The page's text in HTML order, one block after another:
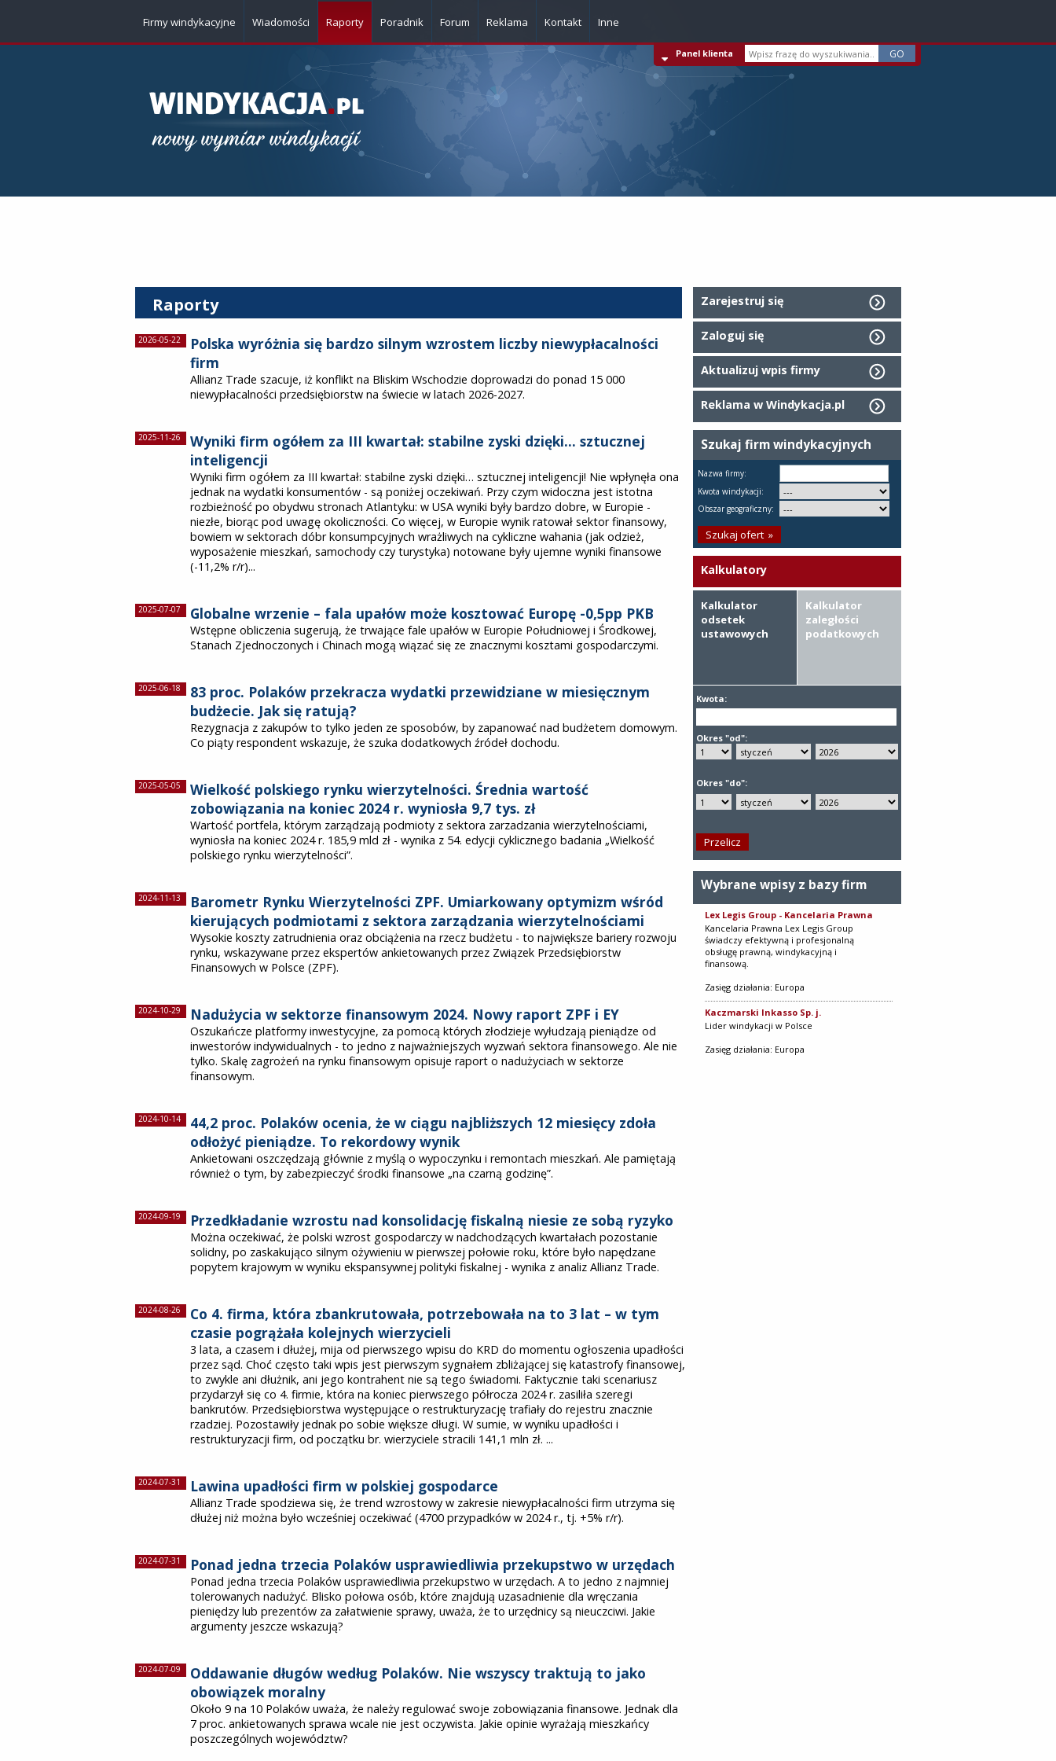
Firmy windykacyjne Wiadomości Raporty Poradnik Forum Reklama Kontakt Inne
Komunikaty z firm
Pisma i formularze
Panel klienta
Raporty
2026-05-22
Polska wyróżnia się bardzo silnym wzrostem liczby niewypłacalności
firm
Allianz Trade szacuje, iż konflikt na Bliskim Wschodzie doprowadzi do ponad 15 000
niewypłacalności przedsiębiorstw na świecie w latach 2026-2027.
2025-11-26
Wyniki firm ogółem za III kwartał: stabilne zyski dzięki… sztucznej
inteligencji
Wyniki firm ogółem za III kwartał: stabilne zyski dzięki… sztucznej inteligencji! Nie wpłynęła ona
jednak na wydatki konsumentów - są poniżej oczekiwań. Przy czym widoczna jest istotna
rozbieżność po obydwu stronach Atlantyku: w USA wyniki były bardzo dobre, w Europie -
niezłe, biorąc pod uwagę okoliczności. Co więcej, w Europie wynik ratował sektor finansowy,
bowiem w sektorach dóbr konsumpcyjnych wrażliwych na cykliczne wahania (jak odzież,
wyposażenie mieszkań, samochody czy turystyka) notowane były ujemne wyniki finansowe
(-11,2% r/r)...
2025-07-07 Globalne wrzenie – fala upałów może kosztować Europę -0,5pp PKB
Wstępne obliczenia sugerują, że trwające fale upałów w Europie Południowej i Środkowej,
Stanach Zjednoczonych i Chinach mogą wiązać się ze znacznymi kosztami gospodarczymi.
2025-06-18
83 proc. Polaków przekracza wydatki przewidziane w miesięcznym
budżecie. Jak się ratują?
Rezygnacja z zakupów to tylko jeden ze sposobów, by zapanować nad budżetem domowym.
Co piąty respondent wskazuje, że szuka dodatkowych źródeł dochodu.
2025-05-05
Wielkość polskiego rynku wierzytelności. Średnia wartość
zobowiązania na koniec 2024 r. wyniosła 9,7 tys. zł
Wartość portfela, którym zarządzają podmioty z sektora zarzadzania wierzytelnościami,
wyniosła na koniec 2024 r. 185,9 mld zł - wynika z 54. edycji cyklicznego badania „Wielkość
polskiego rynku wierzytelności”.
2024-11-13
Barometr Rynku Wierzytelności ZPF. Umiarkowany optymizm wśród
kierujących podmiotami z sektora zarządzania wierzytelnościami
Wysokie koszty zatrudnienia oraz obciążenia na rzecz budżetu - to największe bariery rozwoju
rynku, wskazywane przez ekspertów ankietowanych przez Związek Przedsiębiorstw
Finansowych w Polsce (ZPF).
2024-10-29 Nadużycia w sektorze finansowym 2024. Nowy raport ZPF i EY
Oszukańcze platformy inwestycyjne, za pomocą których złodzieje wyłudzają pieniądze od
inwestorów indywidualnych - to jedno z najważniejszych wyzwań sektora finansowego. Ale nie
tylko. Skalę zagrożeń na rynku finansowym opisuje raport o nadużyciach w sektorze
finansowym.
2024-10-14
44,2 proc. Polaków ocenia, że w ciągu najbliższych 12 miesięcy zdoła
odłożyć pieniądze. To rekordowy wynik
Ankietowani oszczędzają głównie z myślą o wypoczynku i remontach mieszkań. Ale pamiętają
również o tym, by zabezpieczyć środki finansowe „na czarną godzinę”.
2024-09-19 Przedkładanie wzrostu nad konsolidację fiskalną niesie ze sobą ryzyko
Można oczekiwać, że polski wzrost gospodarczy w nadchodzących kwartałach pozostanie
solidny, po zaskakująco silnym ożywieniu w pierwszej połowie roku, które było napędzane
popytem krajowym w wyniku ekspansywnej polityki fiskalnej - wynika z analiz Allianz Trade.
2024-08-26
Co 4. firma, która zbankrutowała, potrzebowała na to 3 lat – w tym
czasie pogrążała kolejnych wierzycieli
3 lata, a czasem i dłużej, mija od pierwszego wpisu do KRD do momentu ogłoszenia upadłości
przez sąd. Choć często taki wpis jest pierwszym sygnałem zbliżającej się katastrofy finansowej,
to zwykle ani dłużnik, ani jego kontrahent nie są tego świadomi. Faktycznie taki scenariusz
przydarzył się co 4. firmie, która na koniec pierwszego półrocza 2024 r. zasiliła szeregi
bankrutów. Przedsiębiorstwa występujące o restrukturyzację trafiały do rejestru znacznie
rzadziej. Pozostawiły jednak po sobie większe długi. W sumie, w wyniku upadłości i
restrukturyzacji firm, od początku br. wierzyciele stracili 141,1 mln zł. ...
2024-07-31 Lawina upadłości firm w polskiej gospodarce
Allianz Trade spodziewa się, że trend wzrostowy w zakresie niewypłacalności firm utrzyma się
dłużej niż można było wcześniej oczekiwać (4700 przypadków w 2024 r., tj. +5% r/r).
2024-07-31 Ponad jedna trzecia Polaków usprawiedliwia przekupstwo w urzędach
Ponad jedna trzecia Polaków usprawiedliwia przekupstwo w urzędach. A to jedno z najmniej
tolerowanych nadużyć. Blisko połowa osób, które znajdują uzasadnienie dla wręczania
pieniędzy lub prezentów za załatwienie sprawy, uważa, że to urzędnicy są nieuczciwi. Jakie
argumenty jeszcze wskazują?
2024-07-09
Oddawanie długów według Polaków. Nie wszyscy traktują to jako
obowiązek moralny
Około 9 na 10 Polaków uważa, że należy regulować swoje zobowiązania finansowe. Jednak dla
7 proc. ankietowanych sprawa wcale nie jest oczywista. Jakie opinie wyrażają mieszkańcy
poszczególnych województw?
Zarejestruj się
Zaloguj się
Aktualizuj wpis firmy
Reklama w Windykacja.pl
Szukaj firm windykacyjnych
Nazwa firmy:
Kwota windykacji:
Obszar geograficzny:
Kalkulatory
Kalkulator
odsetek
ustawowych
Kalkulator
zaległości
podatkowych
Kwota:
Okres "od":
Okres "do":
Wybrane wpisy z bazy firm
Lex Legis Group - Kancelaria Prawna
Kancelaria Prawna Lex Legis Group
świadczy efektywną i profesjonalną
obsługę prawną, windykacyjną i
finansową.
Zasięg działania: Europa
Kaczmarski Inkasso Sp. j.
Lider windykacji w Polsce
Zasięg działania: Europa